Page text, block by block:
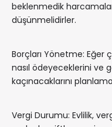
beklenmedik
düşünmelidirler.
Borçları Yönetme: Eğer
nasıl ödeyeceklerini ve
kaçınacaklarını
Vergi Durumu: Evlilik,